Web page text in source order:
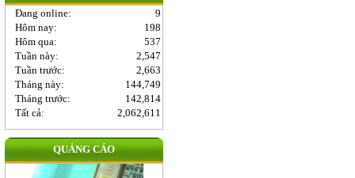
Đang online:
9
Hôm nay:
198
Hôm qua:
537
Tuần này:
2,547
Tuần trước:
2,663
Tháng này:
144,749
Tháng trước:
142,814
Tất cả:
2,062,611
QUẢNG CÁO